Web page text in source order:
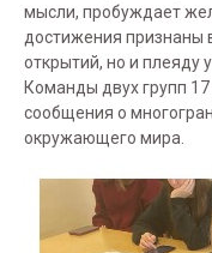
мысли, пробуждает
достижения признаны
открытий, но и плеяду
Команды двух групп
сообщения о
окружающего мира.